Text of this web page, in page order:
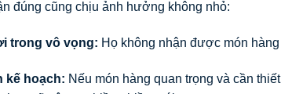
đúng cũng chịu ảnh hưởng không nhỏ:
trong vô vọng: Họ không nhận được món
kế hoạch: Nếu món hàng quan trọng và cần